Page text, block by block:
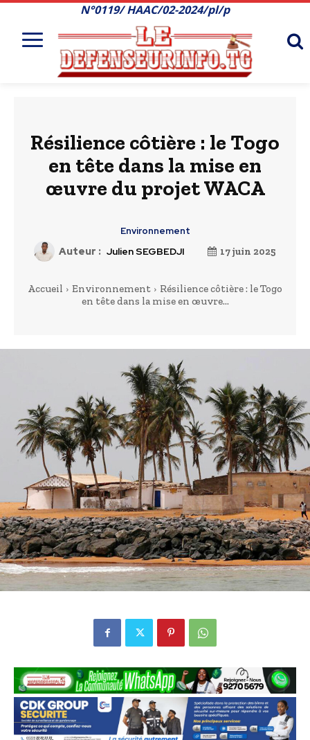
N°0119/ HAAC/02-2024/pl/p
Résilience côtière : le Togo
en tête dans la mise en
œuvre du projet WACA
Environnement
Auteur : Julien SEGBEDJI 17 juin 2025
Accueil Environnement
Résilience côtière : le Togo
en tête dans la mise en œuvre...